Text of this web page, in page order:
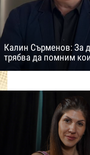
Калин Сърменов: За
трябва да помним